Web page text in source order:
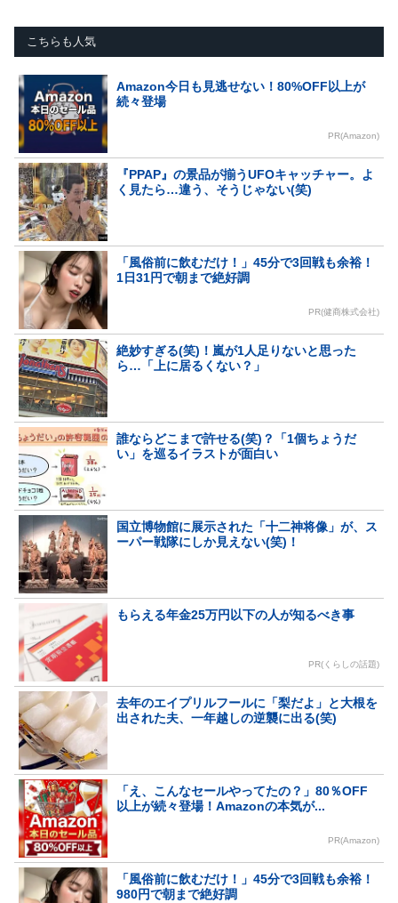
こちらも人気
Amazon今日も見逃せない！80%OFF以上が
続々登場
PR(Amazon)
『PPAP』の景品が揃うUFOキャッチャー。よ
く見たら…違う、そうじゃない(笑)
「風俗前に飲むだけ！」45分で3回戦も余裕！
1日31円で朝まで絶好調
PR(健商株式会社)
絶妙すぎる(笑)！嵐が1人足りないと思った
ら…「上に居るくない？」
誰ならどこまで許せる(笑)？「1個ちょうだ
い」を巡るイラストが面白い
国立博物館に展示された「十二神将像」が、ス
ーパー戦隊にしか見えない(笑)！
もらえる年金25万円以下の人が知るべき事
PR(くらしの話題)
去年のエイプリルフールに「梨だよ」と大根を
出された夫、一年越しの逆襲に出る(笑)
「え、こんなセールやってたの？」80％OFF
以上が続々登場！Amazonの本気が...
PR(Amazon)
「風俗前に飲むだけ！」45分で3回戦も余裕！
980円で朝まで絶好調